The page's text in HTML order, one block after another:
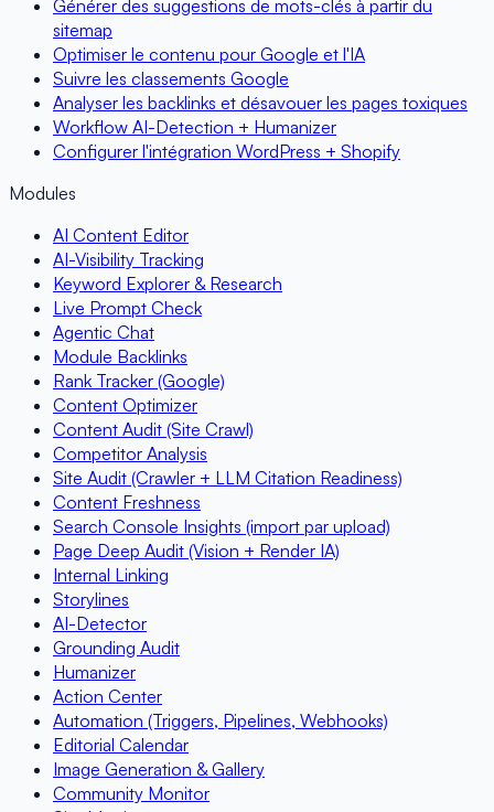
Générer des suggestions de mots-clés à partir du
sitemap
Optimiser le contenu pour Google et l'IA
Suivre les classements Google
Analyser les backlinks et désavouer les pages toxiques
Workflow AI-Detection + Humanizer
Configurer l'intégration WordPress + Shopify
Modules
AI Content Editor
AI-Visibility Tracking
Keyword Explorer & Research
Live Prompt Check
Agentic Chat
Module Backlinks
Rank Tracker (Google)
Content Optimizer
Content Audit (Site Crawl)
Competitor Analysis
Site Audit (Crawler + LLM Citation Readiness)
Content Freshness
Search Console Insights (import par upload)
Page Deep Audit (Vision + Render IA)
Internal Linking
Storylines
AI-Detector
Grounding Audit
Humanizer
Action Center
Automation (Triggers, Pipelines, Webhooks)
Editorial Calendar
Image Generation & Gallery
Community Monitor